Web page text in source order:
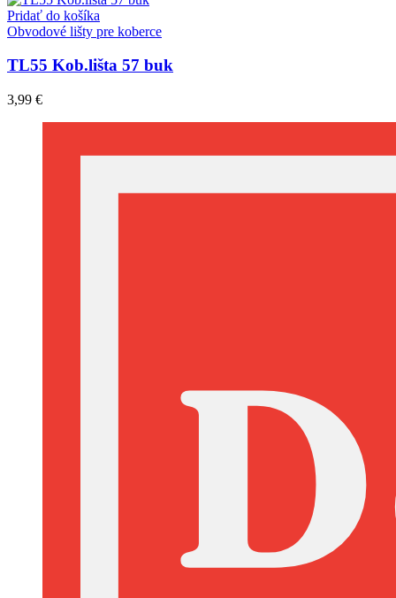
Pridať do košíka
Obvodové lišty pre koberce
TL55 Kob.lišta 57 buk
3,99 €